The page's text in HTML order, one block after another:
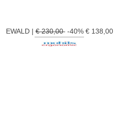
EWALD |€ 230,00-40% € 138,00